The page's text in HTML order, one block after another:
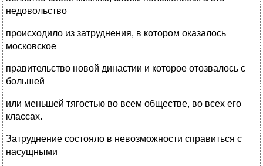
недовольство
происходило из затруднения, в котором оказалось
московское
правительство новой династии и которое отозвалось с
большей
или меньшей тягостью во всем обществе, во всех его
классах.
Затруднение состояло в невозможности справиться с
насущными